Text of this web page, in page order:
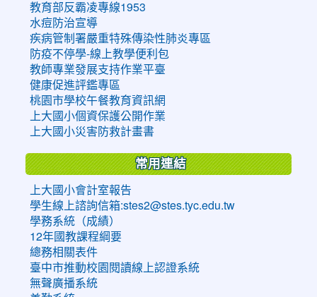
教育部反霸凌專線1953
水痘防治宣導
疾病管制署嚴重特殊傳染性肺炎專區
防疫不停學-線上教學便利包
教師專業發展支持作業平臺
健康促進評鑑專區
桃園市學校午餐教育資訊網
上大國小個資保護公開作業
上大國小災害防救計畫書
常用連結
上大國小會計室報告
學生線上諮詢信箱:stes2@stes.tyc.edu.tw
學務系統（成績）
12年國教課程綱要
總務相關表件
臺中市推動校園閱讀線上認證系統
無聲廣播系統